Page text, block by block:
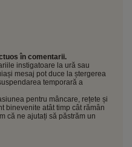
în comentarii.
instigatoare la ură sau
mesaj pot duce la ștergerea
temporară a
pentru mâncare, rețete și
binevenite atât timp cât rămân
că ne ajutați să păstrăm un